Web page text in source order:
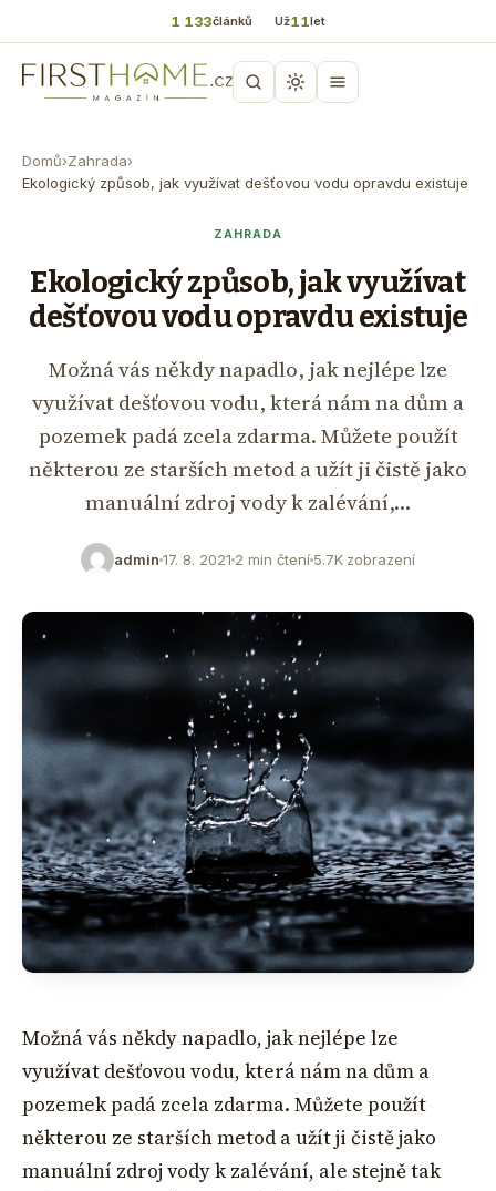
1 133článků Už11let
Domů›Zahrada›
Ekologický způsob, jak využívat dešťovou vodu opravdu existuje
ZAHRADA
Ekologický způsob, jak využívat
dešťovou vodu opravdu existuje
Možná vás někdy napadlo, jak nejlépe lze
využívat dešťovou vodu, která nám na dům a
pozemek padá zcela zdarma. Můžete použít
některou ze starších metod a užít ji čistě jako
manuální zdroj vody k zalévání,…
admin 17. 8. 2021 2 min čtení 5.7K zobrazení
Možná vás někdy napadlo, jak nejlépe lze
využívat dešťovou vodu, která nám na dům a
pozemek padá zcela zdarma. Můžete použít
některou ze starších metod a užít ji čistě jako
manuální zdroj vody k zalévání, ale stejně tak